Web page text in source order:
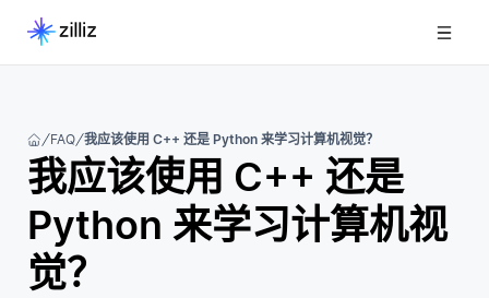
FAQ 我应该使用 C++ 还是 Python 来学习计算机视觉？
我应该使用 C++ 还是
Python 来学习计算机视
觉？